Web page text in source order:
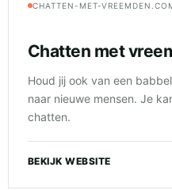
CHATTEN-MET-
Chatten met
Houd jij ook van een
naar nieuwe mensen. Je
chatten.
BEKIJK WEBSITE